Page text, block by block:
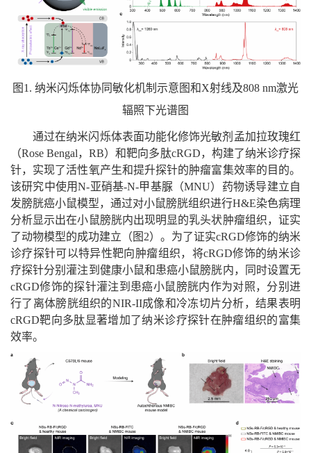
图1. 纳米闪烁体协同敏化机制示意图和X射线及808 nm激光
辐照下光谱图
通过在纳米闪烁体表面功能化修饰光敏剂孟加拉玫瑰红
（Rose Bengal，RB）和靶向多肽cRGD，构建了纳米诊疗探
针，实现了活性氧产生和提升探针的肿瘤富集效率的目的。
该研究中使用N-亚硝基-N-甲基脲（MNU）药物诱导建立自
发膀胱癌小鼠模型，通过对小鼠膀胱组织进行H&E染色病理
分析显示出在小鼠膀胱内出现明显的乳头状肿瘤组织，证实
了动物模型的成功建立（图2）。为了证实cRGD修饰的纳米
诊疗探针可以特异性靶向肿瘤组织，将cRGD修饰的纳米诊
疗探针分别灌注到健康小鼠和患癌小鼠膀胱内，同时设置无
cRGD修饰的探针灌注到患癌小鼠膀胱内作为对照，分别进
行了离体膀胱组织的NIR-II成像和冷冻切片分析，结果表明
cRGD靶向多肽显著增加了纳米诊疗探针在肿瘤组织的富集
效率。